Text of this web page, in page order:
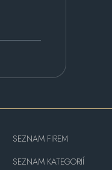
SEZNAM FIREM
SEZNAM KATEGORIÍ